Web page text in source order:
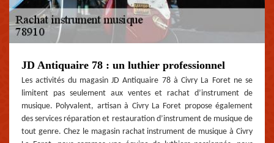
JD Antiquaire 78 : un luthier professionnel
Les activités du magasin JD Antiquaire 78 à Civry La Foret ne se
limitent pas seulement aux ventes et rachat d’instrument de
musique. Polyvalent, artisan à Civry La Foret propose également
des services réparation et restauration d’instrument de musique de
tout genre. Chez le magasin rachat instrument de musique à Civry